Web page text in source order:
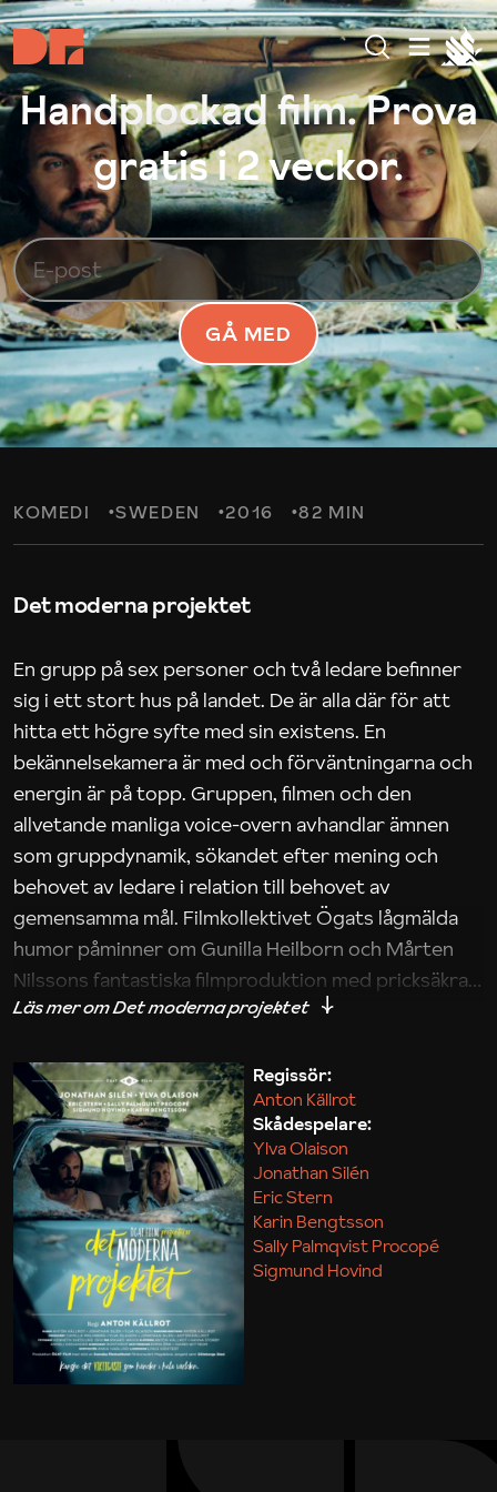
Handplockad film. Prova
gratis i 2 veckor.
GÅ MED
KOMEDI SWEDEN 2016 82 MIN
Det moderna projektet
En grupp på sex personer och två ledare befinner
sig i ett stort hus på landet. De är alla där för att
hitta ett högre syfte med sin existens. En
bekännelsekamera är med och förväntningarna och
energin är på topp. Gruppen, filmen och den
allvetande manliga voice-overn avhandlar ämnen
som gruppdynamik, sökandet efter mening och
behovet av ledare i relation till behovet av
gemensamma mål. Filmkollektivet Ögats lågmälda
humor påminner om Gunilla Heilborn och Mårten
Nilssons fantastiska filmproduktion med pricksäkra
iakttagelser om hur svårt det kan vara att omsätta
Maja Kekonius
Regissör:
Anton Källrot
Skådespelare:
Ylva Olaison
Jonathan Silén
Eric Stern
Karin Bengtsson
Sally Palmqvist Procopé
Sigmund Hovind